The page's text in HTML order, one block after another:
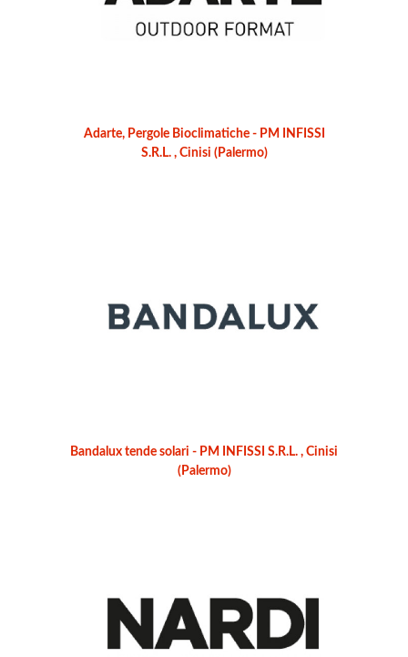
Adarte, Pergole Bioclimatiche - PM INFISSI
S.R.L. , Cinisi (Palermo)
Bandalux tende solari - PM INFISSI S.R.L. , Cinisi
(Palermo)